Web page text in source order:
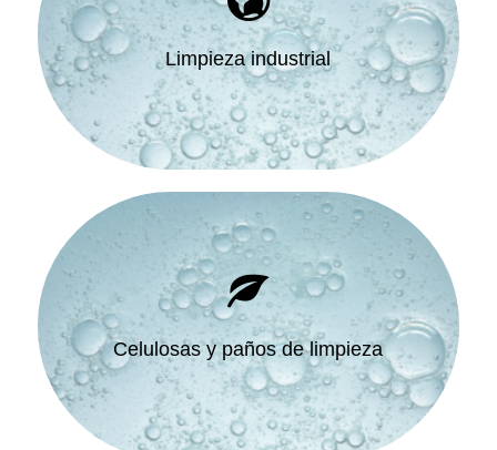
Limpieza industrial
Celulosas y paños de limpieza